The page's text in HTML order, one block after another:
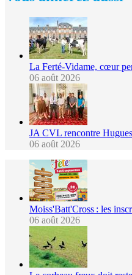
La Ferté-Vidame, cœur
06 août 2026
JA CVL rencontre
06 août 2026
Moiss'Batt'Cross : les
06 août 2026